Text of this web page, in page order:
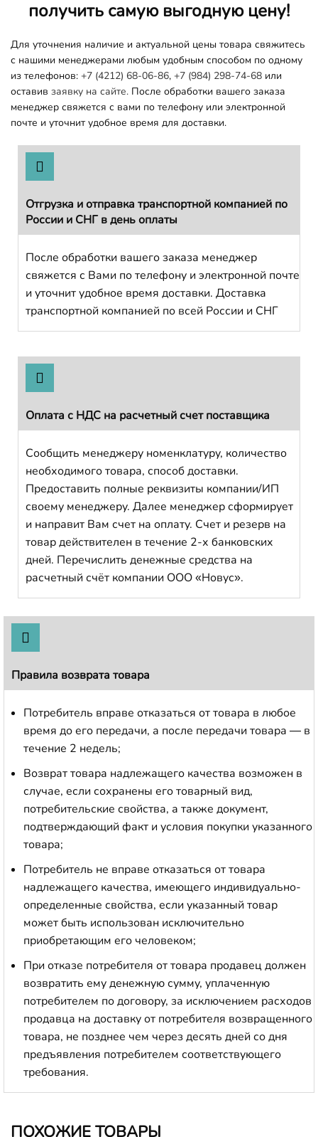
получить самую выгодную цену!
Для уточнения наличие и актуальной цены товара свяжитесь
с нашими менеджерами любым удобным способом по одному
из телефонов: +7 (4212) 68-06-86, +7 (984) 298-74-68 или
оставив заявку на сайте. После обработки вашего заказа
менеджер свяжется с вами по телефону или электронной
почте и уточнит удобное время для доставки.
Отгрузка и отправка транспортной компанией по
России и СНГ в день оплаты
После обработки вашего заказа менеджер
свяжется с Вами по телефону и электронной почте
и уточнит удобное время доставки. Доставка
транспортной компанией по всей России и СНГ
Оплата с НДС на расчетный счет поставщика
Сообщить менеджеру номенклатуру, количество
необходимого товара, способ доставки.
Предоставить полные реквизиты компании/ИП
своему менеджеру. Далее менеджер сформирует
и направит Вам счет на оплату. Счет и резерв на
товар действителен в течение 2-х банковских
дней. Перечислить денежные средства на
расчетный счёт компании ООО «Новус».
Правила возврата товара
Потребитель вправе отказаться от товара в любое
время до его передачи, а после передачи товара — в
течение 2 недель;
Возврат товара надлежащего качества возможен в
случае, если сохранены его товарный вид,
потребительские свойства, а также документ,
подтверждающий факт и условия покупки указанного
товара;
Потребитель не вправе отказаться от товара
надлежащего качества, имеющего индивидуально-
определенные свойства, если указанный товар
может быть использован исключительно
приобретающим его человеком;
При отказе потребителя от товара продавец должен
возвратить ему денежную сумму, уплаченную
потребителем по договору, за исключением расходов
продавца на доставку от потребителя возвращенного
товара, не позднее чем через десять дней со дня
предъявления потребителем соответствующего
требования.
ПОХОЖИЕ ТОВАРЫ